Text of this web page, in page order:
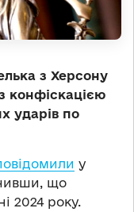
з Херсону
конфіскацією
ударів по
у
що
2024 року.